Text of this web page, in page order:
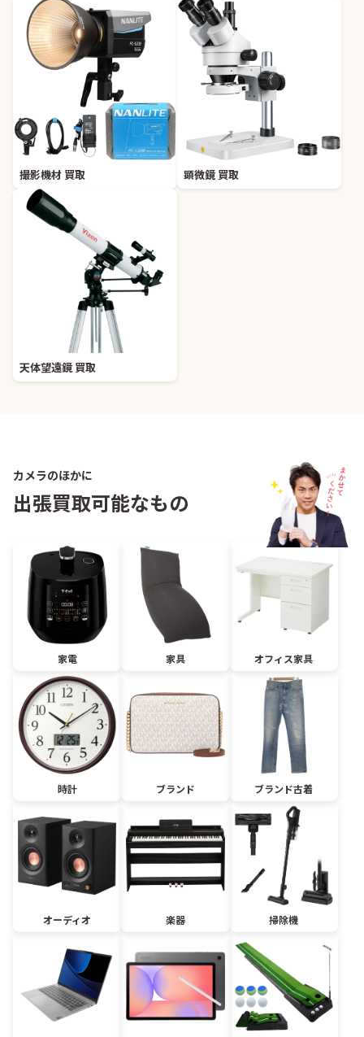
撮影機材 買取 顕微鏡 買取
天体望遠鏡 買取
カメラのほかに
出張買取可能なもの
家電 家具 オフィス家具
時計 ブランド ブランド古着
オーディオ 楽器 掃除機